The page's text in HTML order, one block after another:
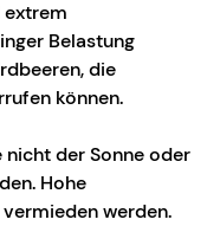
extrem
Belastung
die
können.
nicht der Sonne oder
Hohe
werden.